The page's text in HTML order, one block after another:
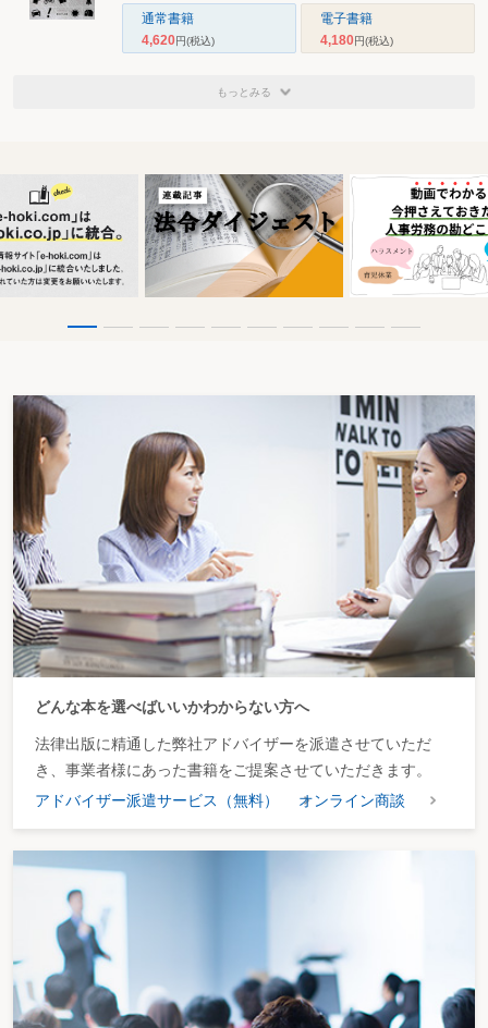
情報提供は十分だったか？
電子申告に関する税理士会、税務当局からの情報提供について「十分だっ
た」と答えたのはそれぞれ2割に満たず、情報提供が遅れた側面も露呈してい
会」と答えている。
前述のとおり、「顧客から希望があれば利用したい」とする税理士も約半数
いるため、税理士への情報提供やシステムの改善が進めば、電子申告に前向き
な姿勢も伺える。また、中小企業の経営者等にも「電子申告」を普及させる必
要がありそうだ。
通常書籍
4,620円(税込)
電子書籍
4,180円(税込)
もっとみる
どんな本を選べばいいかわからない方へ
法律出版に精通した弊社アドバイザーを派遣させていただ
き、事業者様にあった書籍をご提案させていただきます。
アドバイザー派遣サービス（無料）
オンライン商談